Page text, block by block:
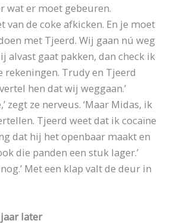
wat er moet gebeuren.
van de coke afkicken. En je moet
met Tjeerd. Wij gaan nú weg
alvast gaat pakken, dan check ik
rekeningen. Trudy en Tjeerd
hen dat wij weggaan.’
zegt ze nerveus. ‘Maar Midas, ik
Tjeerd weet dat ik cocaïne
dat hij het openbaar maakt en
die panden een stuk lager.’
Met een klap valt de deur in
later